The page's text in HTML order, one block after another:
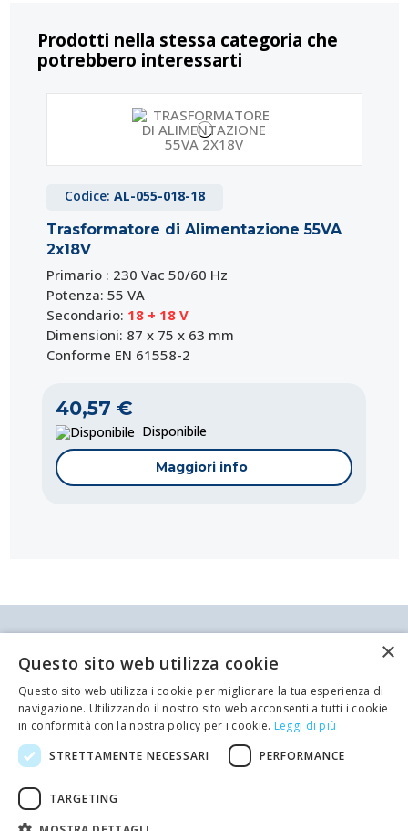
Prodotti nella stessa categoria che
potrebbero interessarti
Codice: AL-055-018-18
Trasformatore di Alimentazione 55VA
2x18V
Primario : 230 Vac 50/60 Hz
Potenza: 55 VA
Secondario: 18 + 18 V
Dimensioni: 87 x 75 x 63 mm
Conforme EN 61558-2
40,57 €
Disponibile
Maggiori info
Codice:AL-100-015-15
Trasformatore di Alimentazione 100VA
2x15V
Primario : 230 Vac 50/60 Hz
Codice:AL-100-012-12
Trasformatore di Alimentazione 100VA
2x12V
Primario : 230 Vac 50/60 Hz
Spezia
P.IVA/C.F. 00209350115 Capitale sociale: €
84.500,00 Azienda iscritta al registro delle imprese
di La Spezia con il numero REA 62679
Privacy policy
Cookie Policy
Telefono: 0187 502359
Scrivi una mail al nostro staff +
×
Questo sito web utilizza cookie
Questo sito web utilizza i cookie per migliorare la tua esperienza di
navigazione. Utilizzando il nostro sito web acconsenti a tutti i cookie
in conformità con la nostra policy per i cookie. Leggi di più
STRETTAMENTE NECESSARI
PERFORMANCE
TARGETING